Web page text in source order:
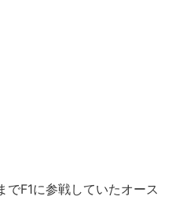
F1に参戦していたオース